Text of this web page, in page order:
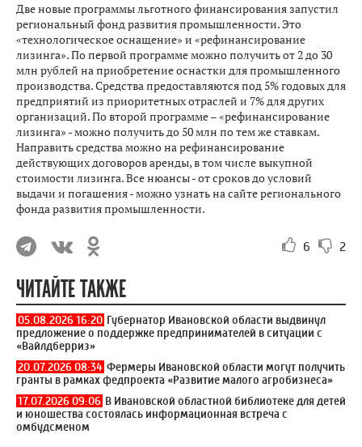
Две новые программы льготного финансирования запустил
региональный фонд развития промышленности. Это
«технологическое оснащение» и «рефинансирование
лизинга». По первой программе можно получить от 2 до 30
млн рублей на приобретение оснастки для промышленного
производства. Средства предоставляются под 5% годовых для
предприятий из приоритетных отраслей и 7% для других
организаций. По второй программе – «рефинансирование
лизинга» - можно получить до 50 млн по тем же ставкам.
Направить средства можно на рефинансирование
действующих договоров аренды, в том числе выкупной
стоимости лизинга. Все нюансы - от сроков до условий
выдачи и погашения - можно узнать на сайте регионального
фонда развития промышленности.
6 2
ЧИТАЙТЕ ТАКЖЕ
05.08.2026 16:20 Губернатор Ивановской области выдвинул
предложение о поддержке предпринимателей в ситуации с
«Вайлдберриз»
20.07.2026 08:34 Фермеры Ивановской области могут получить
гранты в рамках федпроекта «Развитие малого агробизнеса»
17.07.2026 09:06 В Ивановской областной библиотеке для детей
и юношества состоялась информационная встреча с
омбудсменом